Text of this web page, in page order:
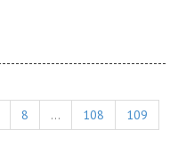
8 ... 108
109